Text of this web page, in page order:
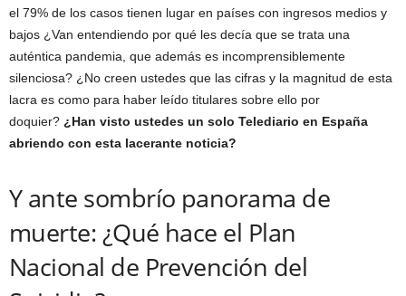
el 79% de los casos tienen lugar en países con ingresos medios y
bajos ¿Van entendiendo por qué les decía que se trata una
auténtica pandemia, que además es incomprensiblemente
silenciosa? ¿No creen ustedes que las cifras y la magnitud de esta
lacra es como para haber leído titulares sobre ello por
doquier? ¿Han visto ustedes un solo Telediario en España
abriendo con esta lacerante noticia?
Y ante sombrío panorama de
muerte: ¿Qué hace el Plan
Nacional de Prevención del